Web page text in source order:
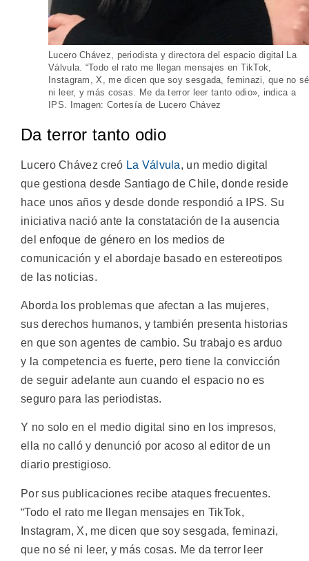
Lucero Chávez, periodista y directora del espacio digital La
Válvula. “Todo el rato me llegan mensajes en TikTok,
Instagram, X, me dicen que soy sesgada, feminazi, que no sé
ni leer, y más cosas. Me da terror leer tanto odio», indica a
IPS. Imagen: Cortesía de Lucero Chávez
Da terror tanto odio
Lucero Chávez creó La Válvula, un medio digital
que gestiona desde Santiago de Chile, donde reside
hace unos años y desde donde respondió a IPS. Su
iniciativa nació ante la constatación de la ausencia
del enfoque de género en los medios de
comunicación y el abordaje basado en estereotipos
de las noticias.
Aborda los problemas que afectan a las mujeres,
sus derechos humanos, y también presenta historias
en que son agentes de cambio. Su trabajo es arduo
y la competencia es fuerte, pero tiene la convicción
de seguir adelante aun cuando el espacio no es
seguro para las periodistas.
Y no solo en el medio digital sino en los impresos,
ella no calló y denunció por acoso al editor de un
diario prestigioso.
Por sus publicaciones recibe ataques frecuentes.
“Todo el rato me llegan mensajes en TikTok,
Instagram, X, me dicen que soy sesgada, feminazi,
que no sé ni leer, y más cosas. Me da terror leer